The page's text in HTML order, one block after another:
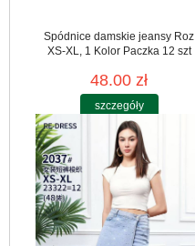
Spódnice damskie jeansy Roz
XS-XL, 1 Kolor Paczka 12 szt
48.00 zł
szczegóły